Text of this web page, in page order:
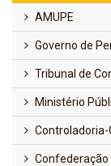
AMUPE
Governo de
Tribunal de
Ministério
Controladoria-
Confederação